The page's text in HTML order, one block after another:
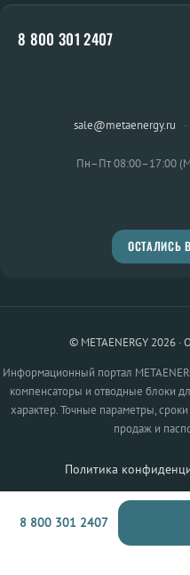
8 800 301 2407
sale@metaenergy.ru ·
Пн–Пт 08:00–17:00
ОСТАЛИСЬ
© METAENERGY 2026
Информационный портал
компенсаторы и отводные блоки
характер. Точные параметры,
продаж и
Политика
8 800 301 2407